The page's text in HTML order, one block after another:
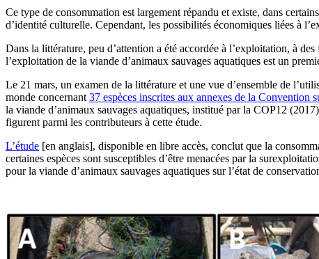
Ce type de consommation est largement répandu et existe, dans
d’identité culturelle. Cependant, les possibilités économiques liées à
Dans la littérature, peu d’attention a été accordée à l’exploitation, à
l’exploitation de la viande d’animaux sauvages aquatiques est un
Le 21 mars, un examen de la littérature et une vue d’ensemble de
monde concernant 37 espèces inscrites aux annexes de la Convention
la viande d’animaux sauvages aquatiques, institué par la COP12
figurent parmi les contributeurs à cette étude.
L’étude [en anglais], disponible en libre accès, conclut que la
certaines espèces sont susceptibles d’être menacées par la
pour la viande d’animaux sauvages aquatiques sur l’état de